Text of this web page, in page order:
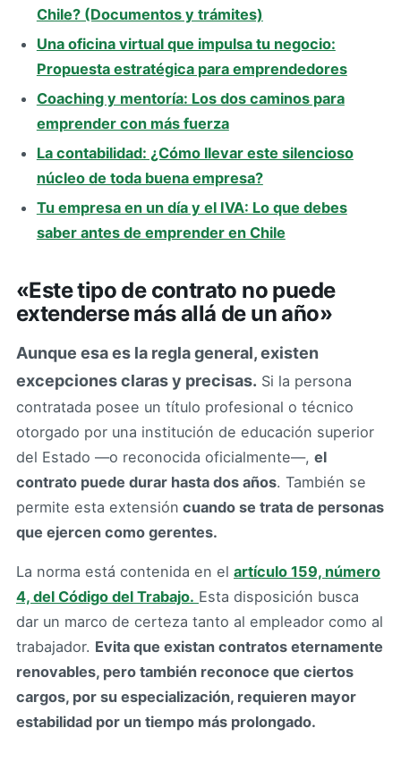
Chile? (Documentos y trámites)
Una oficina virtual que impulsa tu negocio:
Propuesta estratégica para emprendedores
Coaching y mentoría: Los dos caminos para
emprender con más fuerza
La contabilidad: ¿Cómo llevar este silencioso
núcleo de toda buena empresa?
Tu empresa en un día y el IVA: Lo que debes
saber antes de emprender en Chile
«Este tipo de contrato no puede
extenderse más allá de un año»
Aunque esa es la regla general, existen
excepciones claras y precisas. Si la persona
contratada posee un título profesional o técnico
otorgado por una institución de educación superior
del Estado —o reconocida oficialmente—, el
contrato puede durar hasta dos años. También se
permite esta extensión cuando se trata de personas
que ejercen como gerentes.
La norma está contenida en el artículo 159, número
4, del Código del Trabajo. Esta disposición busca
dar un marco de certeza tanto al empleador como al
trabajador. Evita que existan contratos eternamente
renovables, pero también reconoce que ciertos
cargos, por su especialización, requieren mayor
estabilidad por un tiempo más prolongado.